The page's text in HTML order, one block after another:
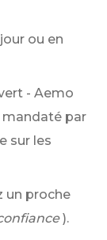
ou en
- Aemo
mandaté par
sur les
un proche
).